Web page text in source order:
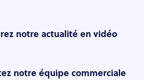
notre actualité en vidéo
notre équipe commerciale